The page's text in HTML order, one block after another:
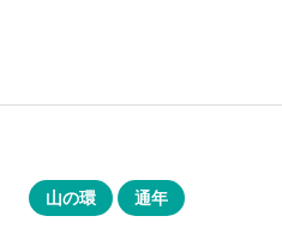
山の環 通年